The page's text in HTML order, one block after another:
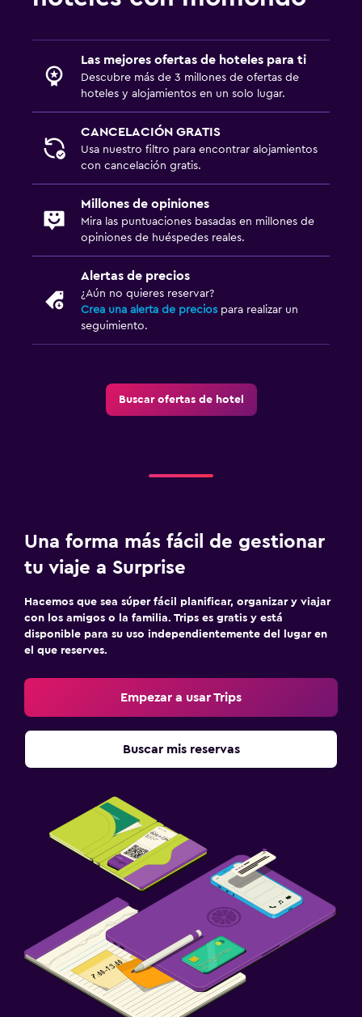
Las mejores ofertas de hoteles para ti
Descubre más de 3 millones de ofertas de
hoteles y alojamientos en un solo lugar.
CANCELACIÓN GRATIS
Usa nuestro filtro para encontrar alojamientos
con cancelación gratis.
Millones de opiniones
Mira las puntuaciones basadas en millones de
opiniones de huéspedes reales.
Alertas de precios
¿Aún no quieres reservar?
Crea una alerta de precios para realizar un
seguimiento.
Buscar ofertas de hotel
Una forma más fácil de gestionar
tu viaje a Surprise
Hacemos que sea súper fácil planificar, organizar y viajar
con los amigos o la familia. Trips es gratis y está
disponible para su uso independientemente del lugar en
el que reserves.
Empezar a usar Trips
Buscar mis reservas